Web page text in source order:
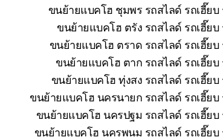
ขนย้ายแบคโฮ ชุมพร รถสไลด์ รถเฮี๊ยบ
ขนย้ายแบคโฮ ตรัง รถสไลด์ รถเฮี๊ย
ขนย้ายแบคโฮ ตราด รถสไลด์ รถเฮี๊ย
ขนย้ายแบคโฮ ตาก รถสไลด์ รถเฮี๊ยบ
ขนย้ายแบคโฮ ทุ่งสง รถสไลด์ รถเฮี๊ย
ขนย้ายแบคโฮ นครนายก รถสไลด์ รถเฮี๊ยบ
ขนย้ายแบคโฮ นครปฐม รถสไลด์ รถเฮี๊ยบ
ขนย้ายแบคโฮ นครพนม รถสไลด์ รถเฮี๊ยบ